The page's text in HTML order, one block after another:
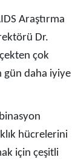
Araştırma
Dr.
çok
gün daha iyiye
hücrelerini
için çeşitli